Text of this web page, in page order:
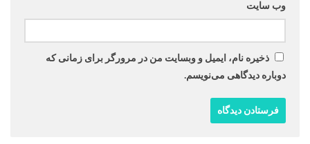
وب‌ سایت
ذخیره نام، ایمیل و وبسایت من در مرورگر برای زمانی که
دوباره دیدگاهی می‌نویسم.